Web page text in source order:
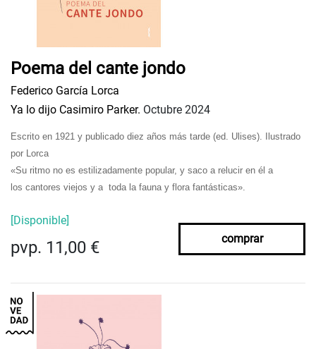
Poema del cante jondo
Federico García Lorca
Ya lo dijo Casimiro Parker. Octubre 2024
Escrito en 1921 y publicado diez años más tarde (ed. Ulises). Ilustrado
por Lorca
«Su ritmo no es estilizadamente popular, y saco a relucir en él a
los cantores viejos y a toda la fauna y flora fantásticas».
[Disponible]
pvp. 11,00 € comprar